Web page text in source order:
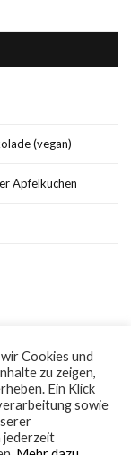
(vegan)
Apfelkuchen
Cookies und
zu zeigen,
Ein Klick
sowie
jederzeit